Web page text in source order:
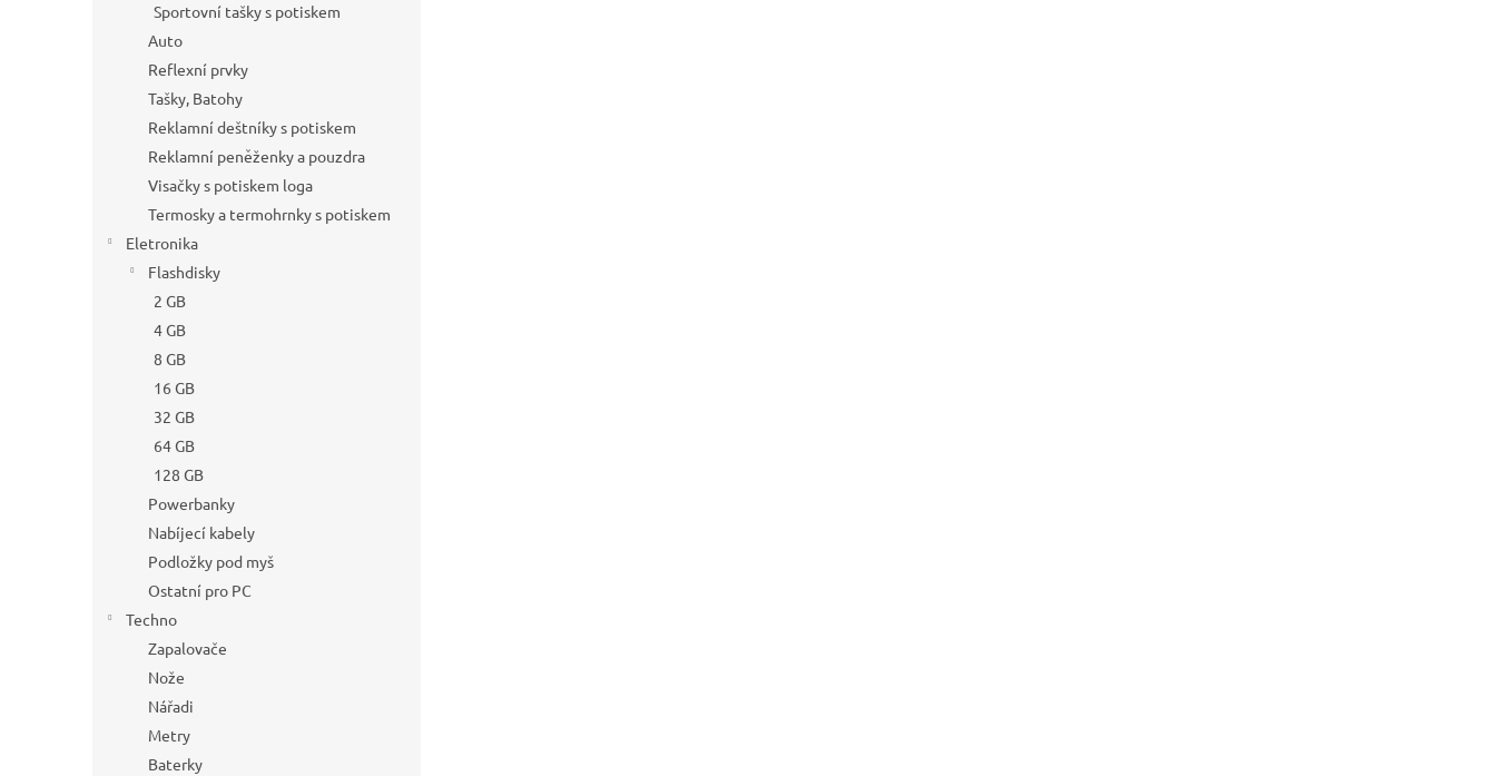
Sportovní tašky s potiskem
Auto
Reflexní prvky
Tašky, Batohy
Reklamní deštníky s potiskem
Reklamní peněženky a pouzdra
Visačky s potiskem loga
Termosky a termohrnky s potiskem
Eletronika
Flashdisky
2 GB
4 GB
8 GB
16 GB
32 GB
64 GB
128 GB
Powerbanky
Nabíjecí kabely
Podložky pod myš
Ostatní pro PC
Techno
Zapalovače
Nože
Nářadi
Metry
Baterky